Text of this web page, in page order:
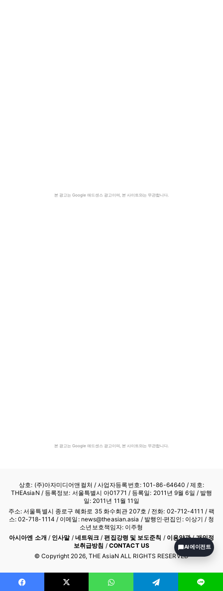
본 광고는 Google 애드센스 광고이며, 본 사이트와는 무관합니다.
본 광고는 Google 애드센스 광고이며, 본 사이트와는 무관합니다.
상호: (주)아자미디어앤컬처 /사업자등록번호: 101-86-64640 / 제호:
THEAsiaN / 등록정보: 서울특별시 아01771 / 등록일: 2011년 9월 6일 / 발행
일: 2011년 11월 11일
주소: 서울특별시 종로구 혜화로 35 화수회관 207호 / 전화: 02-712-4111 / 팩
스: 02-718-1114 / 이메일: news@theasian.asia / 발행인·편집인: 이상기 / 청
소년보호책임자: 이주형
아시아엔 소개 / 인사말/ 네트워크 /편집강령 및 보도준칙 / 이용약관/개인정
보취급방침 / CONTACT US
© Copyright 2026, THE AsiaN ALL RIGHTS RESERVED
AI 에이전트